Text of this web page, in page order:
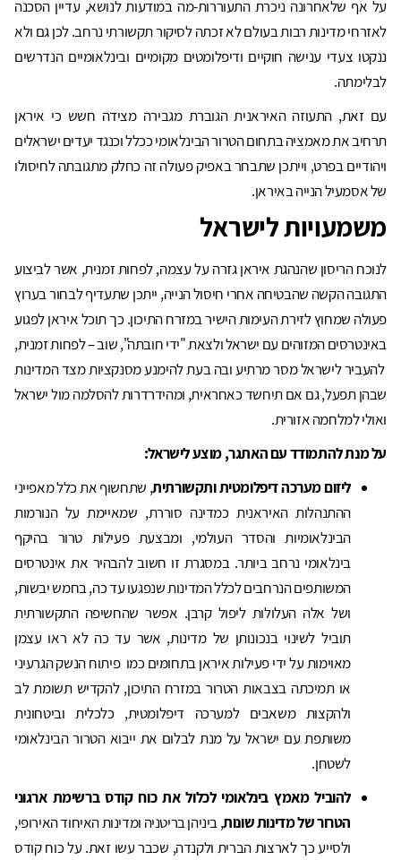
על אף שלאחרונה ניכרת התעוררות-מה במודעות לנושא, עדיין הסכנה
לאזרחי מדינות רבות בעולם לא זכתה לסיקור תקשורתי נרחב. לכן גם ולא
ננקטו צעדי ענישה חוקיים ודיפלומטים מקומיים ובינלאומיים הנדרשים
לבלימתה.
עם זאת, התעוזה האיראנית הגוברת מגבירה מצידה חשש כי איראן
תרחיב את מאמציה בתחום הטרור הבינלאומי ככלל וכנגד יעדים ישראלים
ויהודיים בפרט, וייתכן שתבחר באפיק פעולה זה כחלק מתגובתה לחיסולו
של אסמעיל הנייה באיראן.
משמעויות לישראל
לנוכח הריסון שהנהגת איראן גזרה על עצמה, לפחות זמנית, אשר לביצוע
התגובה הקשה שהבטיחה אחרי חיסול הנייה, ייתכן שתעדיף לבחור בערוץ
פעולה שמחוץ לזירת העימות הישיר במזרח התיכון. כך תוכל איראן לפגוע
באינטרסים המזוהים עם ישראל ולצאת "ידי חובתה", שוב – לפחות זמנית,
להעביר לישראל מסר מרתיע ובה בעת להימנע מסנקציות מצד המדינות
שבהן תפעל, גם אם תיחשד כאחראית, ומהידרדרות להסלמה מול ישראל
ואולי למלחמה אזורית.
על מנת להתמודד עם האתגר, מוצע לישראל:
ליזום מערכה דיפלומטית ותקשורתית, שתחשוף את כלל מאפייני
ההתנהלות האיראנית כמדינה סוררת, שמאיימת על הנורמות
הבינלאומיות והסדר העולמי, ומבצעת פעילות טרור בהיקף
בינלאומי נרחב ביותר. במסגרת זו חשוב להבהיר את אינטרסים
המשותפים הנרחבים לכלל המדינות שנפגעו עד כה, בחמש יבשות,
ושל אלה העלולות ליפול קרבן. אפשר שהחשיפה התקשורתית
תוביל לשינוי בנכונותן של מדינות, אשר עד כה לא ראו עצמן
מאוימות על ידי פעילות איראן בתחומים כמו פיתוח הנשק הגרעיני
או תמיכתה בצבאות הטרור במזרח התיכון, להקדיש תשומת לב
ולהקצות משאבים למערכה דיפלומטית, כלכלית וביטחונית
משותפת עם ישראל על מנת לבלום את ייבוא הטרור הבינלאומי
לשטחן.
להוביל מאמץ בינלאומי לכלול את כוח קודס ברשימת ארגוני
הטרור של מדינות שונות, ביניהן בריטניה ומדינות האיחוד האירופי,
ולסייע כך לארצות הברית ולקנדה, שכבר עשו זאת. על כוח קודס